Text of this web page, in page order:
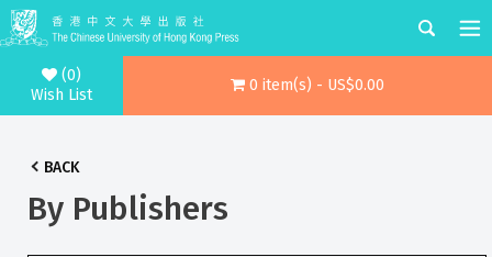
(0)
Wish List
0 item(s) - US$0.00
BACK
By Publishers